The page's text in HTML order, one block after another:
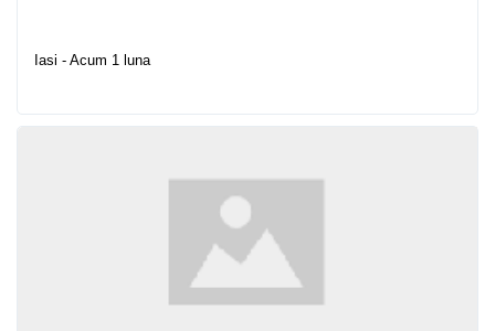
Iasi - Acum 1 luna